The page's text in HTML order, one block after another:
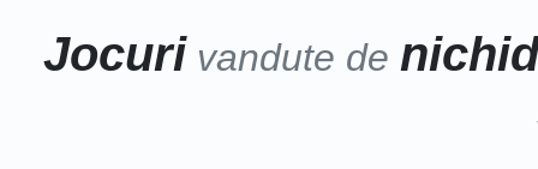
Jocuri vandute de